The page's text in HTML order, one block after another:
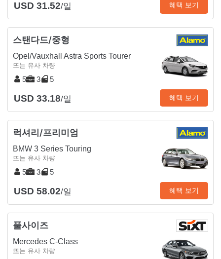
USD 31.52/일 혜택 보기
스탠다드/중형
Opel/Vauxhall Astra Sports Tourer
또는 유사 차량
5 3 5
USD 33.18/일 혜택 보기
럭셔리/프리미엄
BMW 3 Series Touring
또는 유사 차량
5 3 5
USD 58.02/일 혜택 보기
풀사이즈
Mercedes C-Class
또는 유사 차량